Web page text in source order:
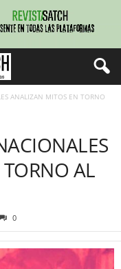
ANALIZAN MITOS EN TORNO
AL
0